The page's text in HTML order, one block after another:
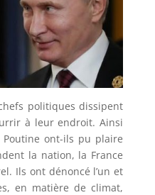
politiques dissipent
à leur endroit. Ainsi
ont-ils pu plaire
la nation, la France
Ils ont dénoncé l’un et
en matière de climat,